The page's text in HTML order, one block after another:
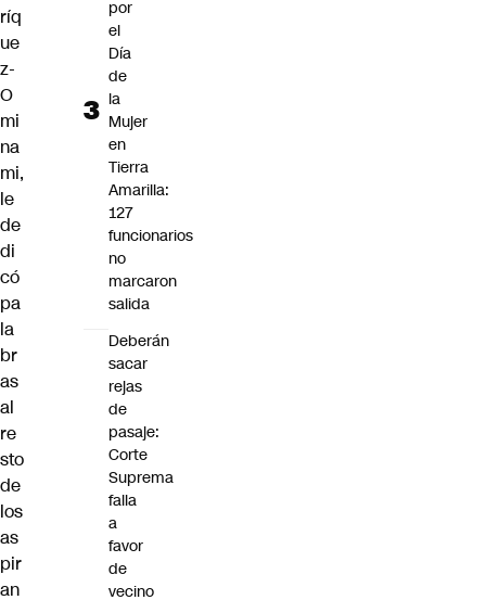
ríq
ue
z-
O
mi
na
mi,
le
de
di
có
pa
la
br
as
al
re
sto
de
los
as
pir
an
por
el
Día
de
la
Mujer
en
Tierra
Amarilla:
127
funcionarios
no
marcaron
salida
Deberán
sacar
rejas
de
pasaje:
Corte
Suprema
falla
a
favor
de
vecino